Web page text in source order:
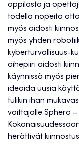
oppilasta ja
todella nopeita
myös aidosti
myös yhden
kyberturvallisuus-
aihepiiri aidosti
käynnissä myös
ideoida uusia
tulikin ihan
voittajalle Sphero
herättivät